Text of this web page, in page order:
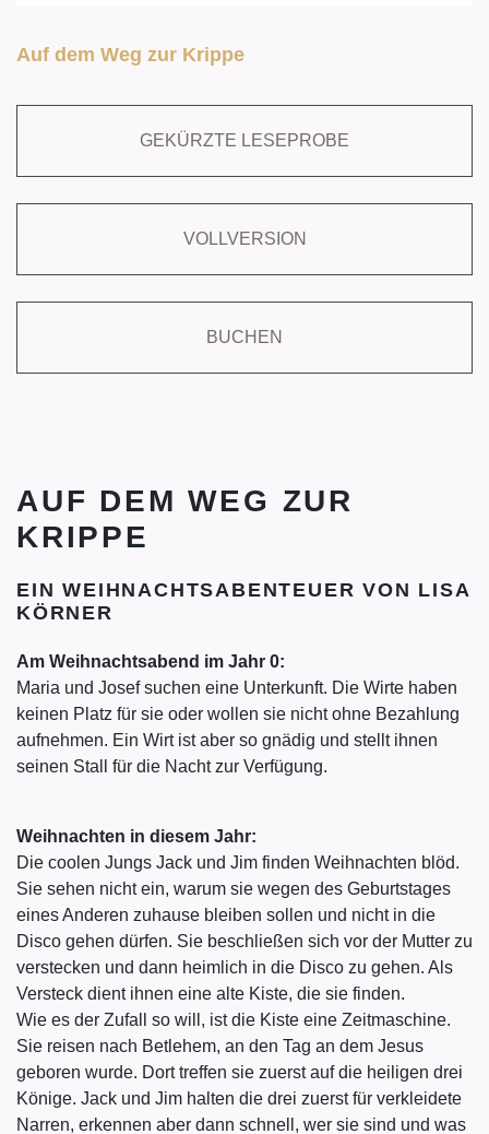
Auf dem Weg zur Krippe
GEKÜRZTE LESEPROBE
VOLLVERSION
BUCHEN
AUF DEM WEG ZUR
KRIPPE
EIN WEIHNACHTSABENTEUER VON LISA
KÖRNER
Am Weihnachtsabend im Jahr 0:
Maria und Josef suchen eine Unterkunft. Die Wirte haben
keinen Platz für sie oder wollen sie nicht ohne Bezahlung
aufnehmen. Ein Wirt ist aber so gnädig und stellt ihnen
seinen Stall für die Nacht zur Verfügung.
Weihnachten in diesem Jahr:
Die coolen Jungs Jack und Jim finden Weihnachten blöd.
Sie sehen nicht ein, warum sie wegen des Geburtstages
eines Anderen zuhause bleiben sollen und nicht in die
Disco gehen dürfen. Sie beschließen sich vor der Mutter zu
verstecken und dann heimlich in die Disco zu gehen. Als
Versteck dient ihnen eine alte Kiste, die sie finden.
Wie es der Zufall so will, ist die Kiste eine Zeitmaschine.
Sie reisen nach Betlehem, an den Tag an dem Jesus
geboren wurde. Dort treffen sie zuerst auf die heiligen drei
Könige. Jack und Jim halten die drei zuerst für verkleidete
Narren, erkennen aber dann schnell, wer sie sind und was